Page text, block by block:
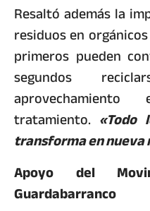
Resaltó además la
residuos en
primeros pueden
segundos
tratamiento. «Todo
transforma en
Apoyo del
Guardabarranco